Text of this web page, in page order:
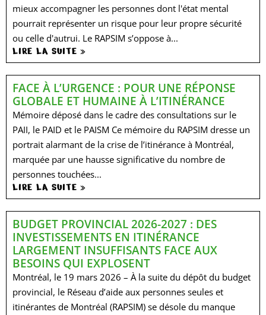
mieux accompagner les personnes dont l'état mental
pourrait représenter un risque pour leur propre sécurité
ou celle d'autrui. Le RAPSIM s’oppose à...
LIRE LA SUITE »
FACE À L’URGENCE : POUR UNE RÉPONSE
GLOBALE ET HUMAINE À L’ITINÉRANCE
Mémoire déposé dans le cadre des consultations sur le
PAII, le PAID et le PAISM Ce mémoire du RAPSIM dresse un
portrait alarmant de la crise de l’itinérance à Montréal,
marquée par une hausse significative du nombre de
personnes touchées...
LIRE LA SUITE »
BUDGET PROVINCIAL 2026-2027 : DES
INVESTISSEMENTS EN ITINÉRANCE
LARGEMENT INSUFFISANTS FACE AUX
BESOINS QUI EXPLOSENT
Montréal, le 19 mars 2026 – À la suite du dépôt du budget
provincial, le Réseau d’aide aux personnes seules et
itinérantes de Montréal (RAPSIM) se désole du manque